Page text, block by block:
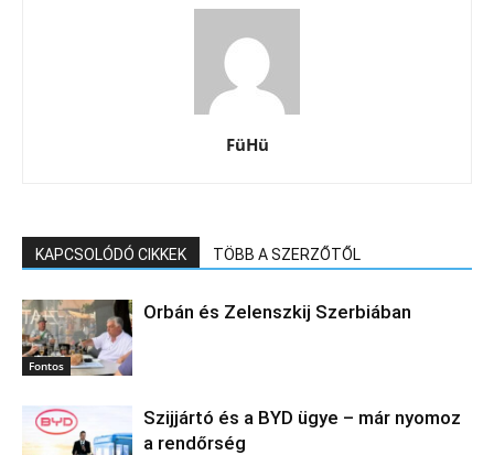
FüHü
KAPCSOLÓDÓ CIKKEK TÖBB A SZERZŐTŐL
Fontos
Orbán és Zelenszkij Szerbiában
Szijjártó és a BYD ügye – már nyomoz
a rendőrség